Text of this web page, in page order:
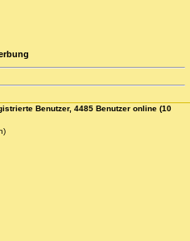
Benutzer, 4485 Benutzer online (10